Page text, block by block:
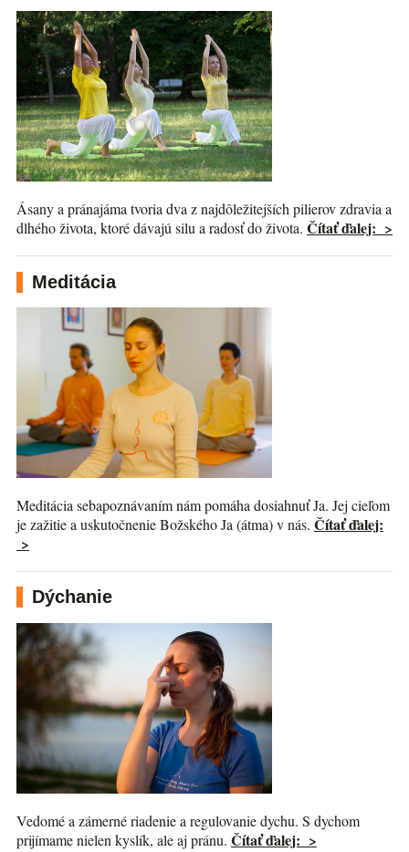
Ásany a pránajáma tvoria dva z najdôležitejších pilierov zdravia a
dlhého života, ktoré dávajú silu a radosť do života. Čítať ďalej: >
Meditácia
Meditácia sebapoznávaním nám pomáha dosiahnuť Ja. Jej cieľom
je zažitie a uskutočnenie Božského Ja (átma) v nás. Čítať ďalej:
>
Dýchanie
Vedomé a zámerné riadenie a regulovanie dychu. S dychom
prijímame nielen kyslík, ale aj pránu. Čítať ďalej: >